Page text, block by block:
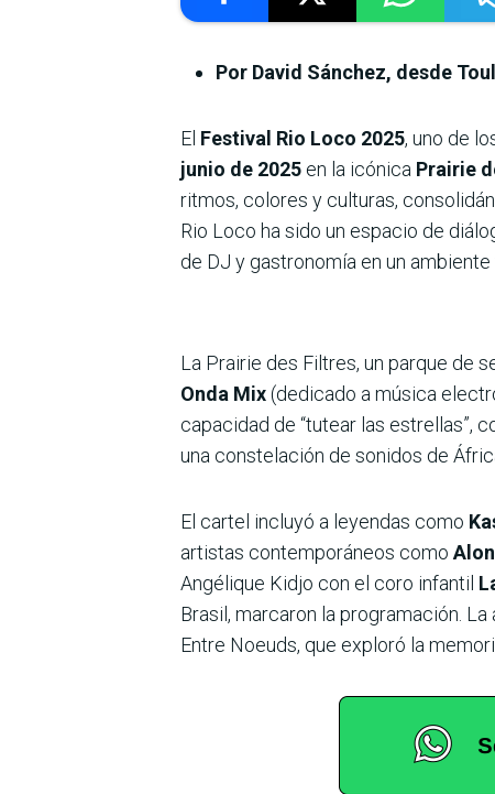
Por David Sánchez, desde
El Festival Rio Loco 2025, uno de
junio de 2025 en la icónica Prairie
ritmos, colores y culturas,
Rio Loco ha sido un espacio de
de DJ y gastronomía en un
La Prairie des Filtres, un parque de
Onda Mix(dedicado a música
capacidad de “tutear las estrellas”,
una constelación de sonidos de
El cartel incluyó a leyendas como
artistas contemporáneos como
Angélique Kidjo con el coro infantil
Brasil, marcaron la programación.
Entre Noeuds, que exploró la